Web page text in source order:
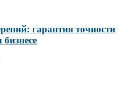
гарантия точности